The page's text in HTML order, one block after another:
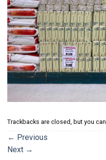
Trackbacks are closed, but you can
← Previous
Next →